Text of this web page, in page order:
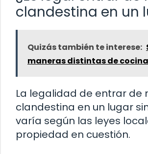
clandestina en un
Quizás también te interese:
maneras distintas de
La legalidad de entrar de
clandestina en un lugar
varía según las leyes
propiedad en cuestión.